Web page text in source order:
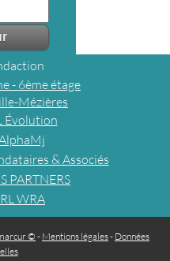
- 6ème étage
Mézières
Évolution
& Associés
PARTNERS
WRA
© - Mentions légales- Données